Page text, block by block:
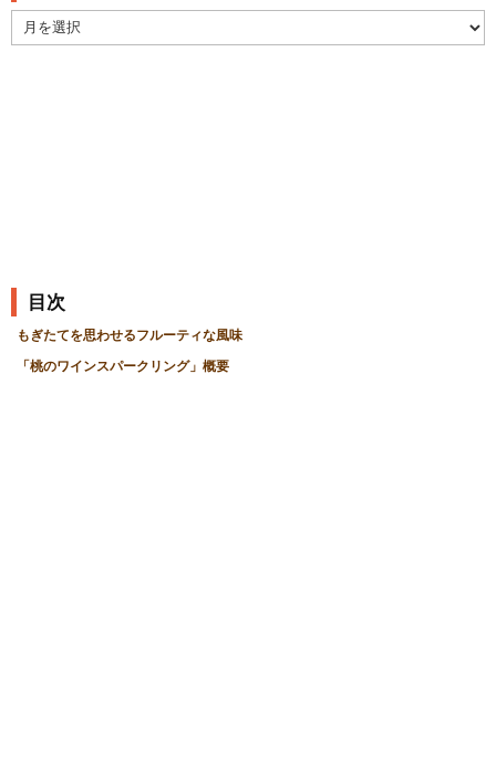
去
目次
もぎたてを思わせるフルーティな風味
「桃のワインスパークリング」概要